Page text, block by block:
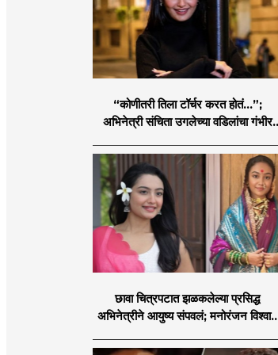
“कोणीतरी तिला टॉर्चर करत होतं...”;
अभिनेत्री संचिता उगलेच्या वडिलांचा गंभीर
छावा चित्रपटात झळकलेल्या प्रसिद्ध
अभिनेत्रीने आयुष्य संपवलं; मनोरंजन विश्वात